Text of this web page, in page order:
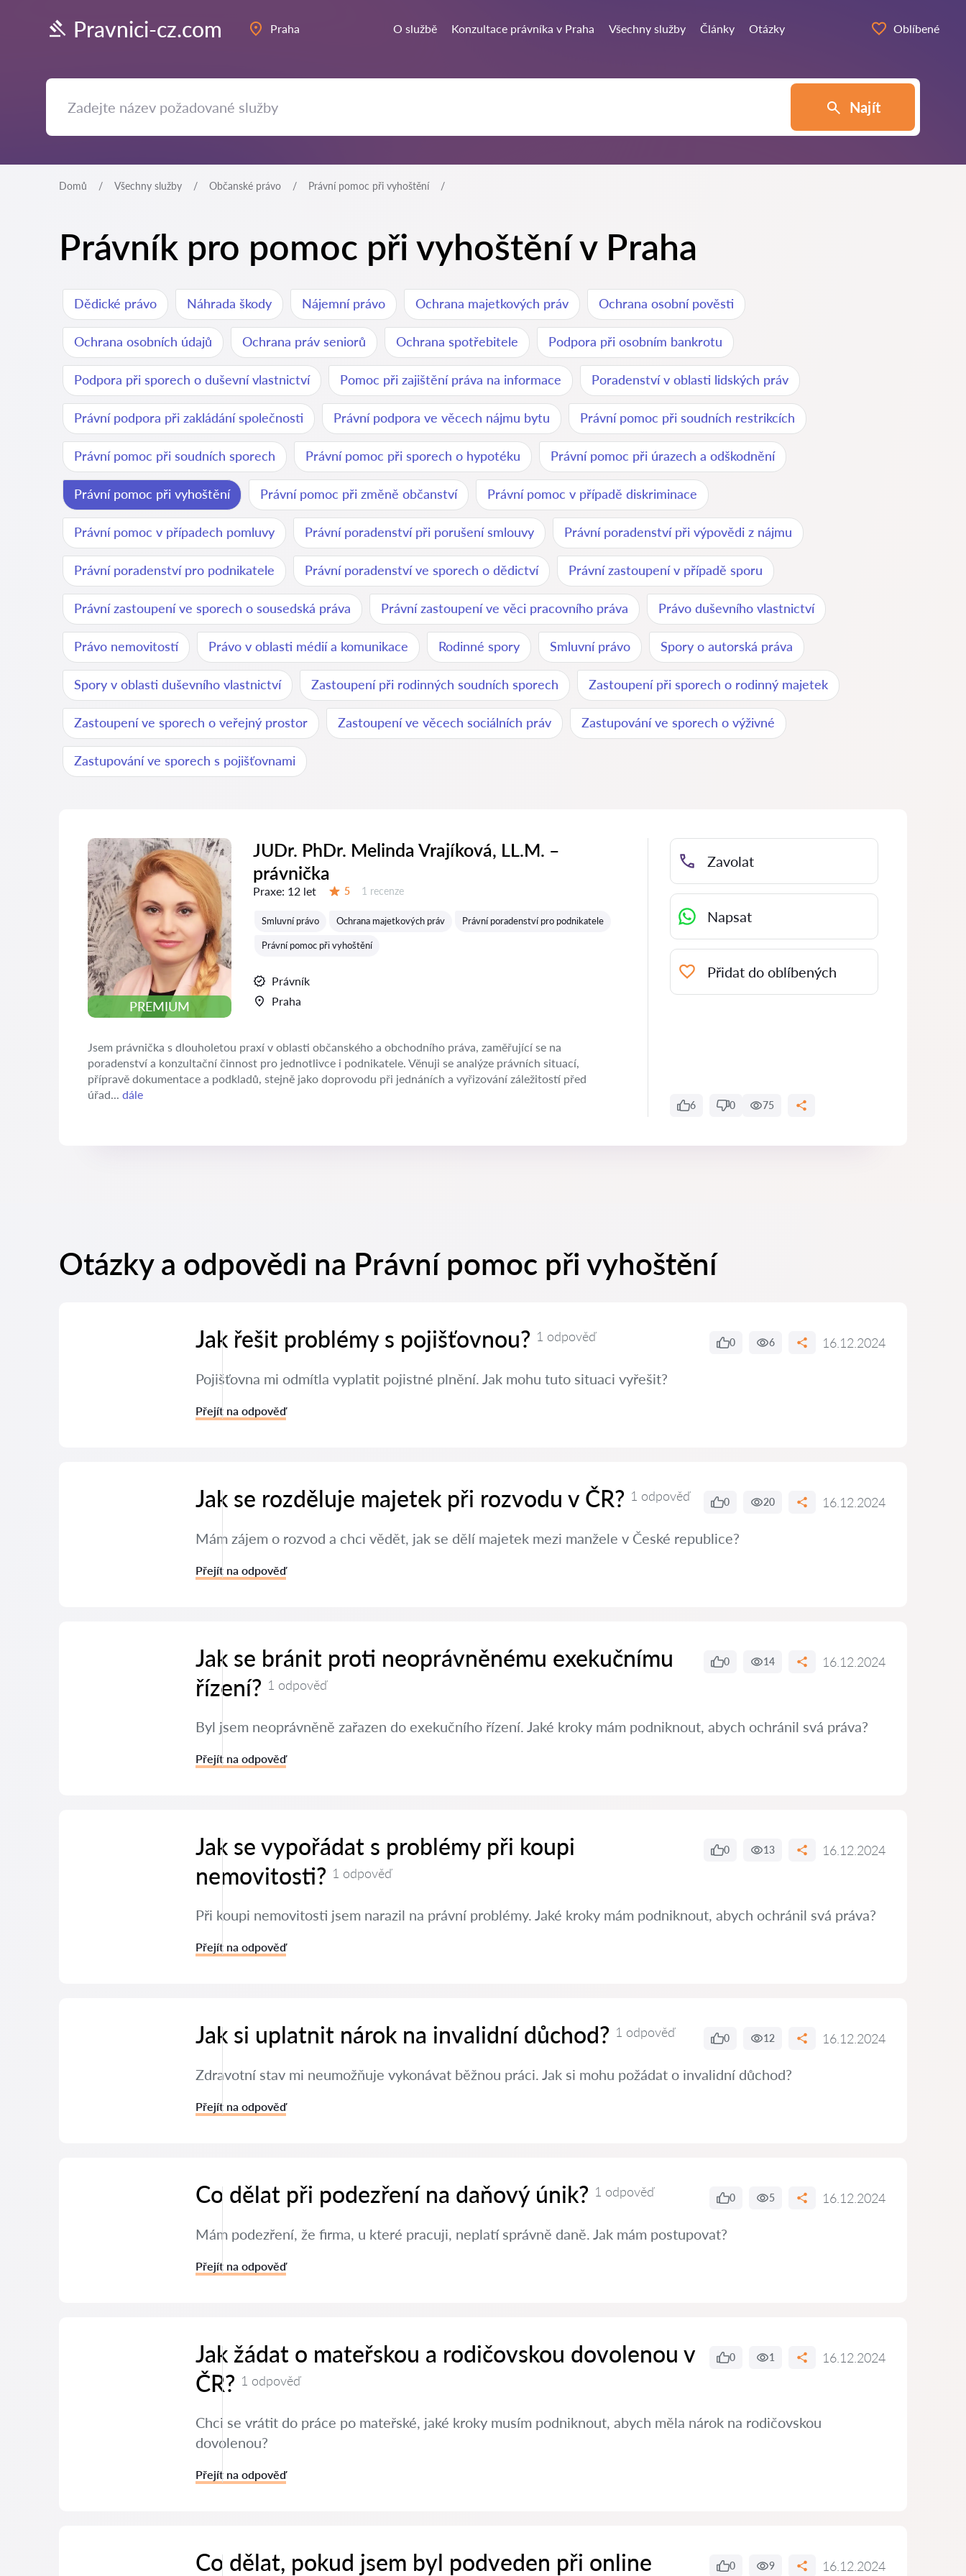
Pravnici-cz.com Praha O službě Konzultace právníka v Praha Všechny služby Články Otázky Oblíbené
Najít
Domů Všechny služby Občanské právo Právní pomoc při vyhoštění
Právník pro pomoc při vyhoštění v Praha
Dědické právo Náhrada škody Nájemní právo Ochrana majetkových práv Ochrana osobní pověsti
Ochrana osobních údajů Ochrana práv seniorů Ochrana spotřebitele Podpora při osobním bankrotu
Podpora při sporech o duševní vlastnictví Pomoc při zajištění práva na informace Poradenství v oblasti lidských práv
Právní podpora při zakládání společnosti Právní podpora ve věcech nájmu bytu Právní pomoc při soudních restrikcích
Právní pomoc při soudních sporech Právní pomoc při sporech o hypotéku Právní pomoc při úrazech a odškodnění
Právní pomoc při vyhoštění Právní pomoc při změně občanství Právní pomoc v případě diskriminace
Právní pomoc v případech pomluvy Právní poradenství při porušení smlouvy Právní poradenství při výpovědi z nájmu
Právní poradenství pro podnikatele Právní poradenství ve sporech o dědictví Právní zastoupení v případě sporu
Právní zastoupení ve sporech o sousedská práva Právní zastoupení ve věci pracovního práva Právo duševního vlastnictví
Právo nemovitostí Právo v oblasti médií a komunikace Rodinné spory Smluvní právo Spory o autorská práva
Spory v oblasti duševního vlastnictví Zastoupení při rodinných soudních sporech Zastoupení při sporech o rodinný majetek
Zastoupení ve sporech o veřejný prostor Zastoupení ve věcech sociálních práv Zastupování ve sporech o výživné
Zastupování ve sporech s pojišťovnami
PREMIUM
JUDr. PhDr. Melinda Vrajíková, LL.M. –
právnička
Praxe: 12 let 5 Recenzí:
1 recenze
Smluvní právo Ochrana majetkových práv Právní poradenství pro podnikatele
Právní pomoc při vyhoštění
Právník
Praha
Jsem právnička s dlouholetou praxí v oblasti občanského a obchodního práva, zaměřující se na
poradenství a konzultační činnost pro jednotlivce i podnikatele. Věnuji se analýze právních situací,
přípravě dokumentace a podkladů, stejně jako doprovodu při jednáních a vyřizování záležitostí před
úřad... dále
Zavolat
Napsat
Přidat do oblíbených
6 0 75
Otázky a odpovědi na Právní pomoc při vyhoštění
Jak řešit problémy s pojišťovnou? 1 odpověď 0 6 16.12.2024
Pojišťovna mi odmítla vyplatit pojistné plnění. Jak mohu tuto situaci vyřešit?
Přejít na odpověď
Jak se rozděluje majetek při rozvodu v ČR? 1 odpověď 0 20 16.12.2024
Mám zájem o rozvod a chci vědět, jak se dělí majetek mezi manžele v České republice?
Přejít na odpověď
Jak se bránit proti neoprávněnému exekučnímu
řízení? 1 odpověď
0 14 16.12.2024
Byl jsem neoprávněně zařazen do exekučního řízení. Jaké kroky mám podniknout, abych ochránil svá práva?
Přejít na odpověď
Jak se vypořádat s problémy při koupi
nemovitosti? 1 odpověď
0 13 16.12.2024
Při koupi nemovitosti jsem narazil na právní problémy. Jaké kroky mám podniknout, abych ochránil svá práva?
Přejít na odpověď
Jak si uplatnit nárok na invalidní důchod? 1 odpověď 0 12 16.12.2024
Zdravotní stav mi neumožňuje vykonávat běžnou práci. Jak si mohu požádat o invalidní důchod?
Přejít na odpověď
Co dělat při podezření na daňový únik? 1 odpověď 0 5 16.12.2024
Mám podezření, že firma, u které pracuji, neplatí správně daně. Jak mám postupovat?
Přejít na odpověď
Jak žádat o mateřskou a rodičovskou dovolenou v
ČR? 1 odpověď
0 1 16.12.2024
Chci se vrátit do práce po mateřské, jaké kroky musím podniknout, abych měla nárok na rodičovskou
dovolenou?
Přejít na odpověď
Co dělat, pokud jsem byl podveden při online 0 9 16.12.2024